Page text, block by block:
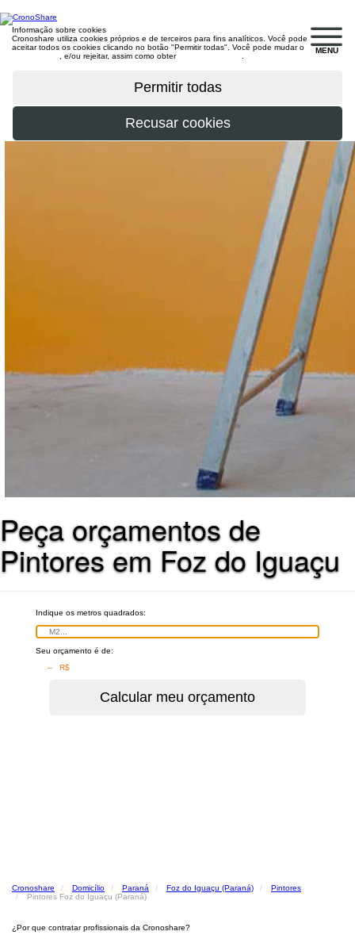
MENU
Informação sobre cookies
Cronoshare utiliza cookies próprios e de terceiros para fins analíticos. Você pode
aceitar todos os cookies clicando no botão "Permitir todas". Você pode mudar o
, e/ou rejeitar, assim como obter
Peça orçamentos de
Pintores em Foz do Iguaçu
Indique os metros quadrados:
Seu orçamento é de:
– R$
Cronoshare Domicílio Paraná Foz do Iguaçu (Paraná)
Pintores
Pintores Foz do Iguaçu (Paraná)
¿Por que contratar profissionais da Cronoshare?